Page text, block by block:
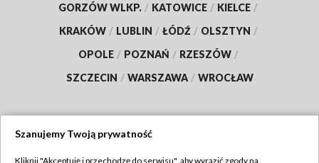
GORZÓW WLKP. / KATOWICE / KIELCE /
KRAKÓW / LUBLIN / ŁÓDŹ / OLSZTYN /
OPOLE / POZNAŃ / RZESZÓW /
SZCZECIN / WARSZAWA / WROCŁAW
Szanujemy Twoją prywatność
Kliknij "Akceptuję i przechodzę do serwisu", aby wyrazić zgody na